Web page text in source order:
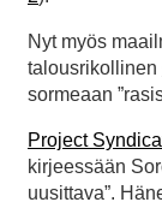
Nyt myös
talousrikollinen
sormeaan
Project
kirjeessään
uusittava”.